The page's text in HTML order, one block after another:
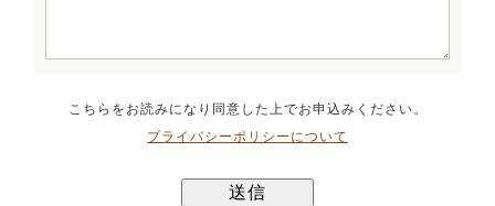
こちらをお読みになり同意した上でお申込みください。
プライバシーポリシーについて